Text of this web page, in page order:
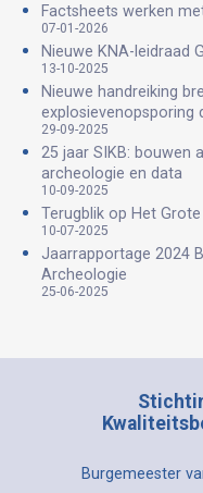
Factsheets werken
07-01-2026
Nieuwe KNA-leidraad
13-10-2025
Nieuwe handreiking
explosievenopsporing
29-09-2025
25 jaar SIKB: bouwen
archeologie en data
10-09-2025
Terugblik op Het
10-07-2025
Jaarrapportage 2024
Archeologie
25-06-2025
Burgemeester